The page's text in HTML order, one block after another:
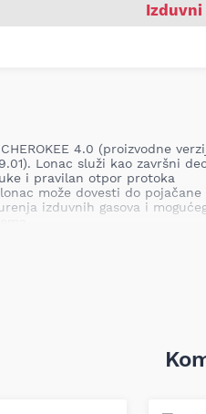
4.0 (proizvodne
Lonac služi kao završni
i pravilan otpor protoka
može dovesti do pojačane
izduvnih gasova i
i optimalan protok gasova
tačaka. Proizvod je